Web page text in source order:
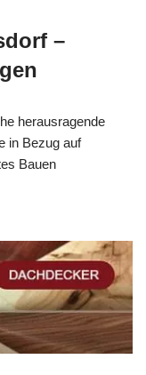
–
herausragende
in Bezug auf
Bauen